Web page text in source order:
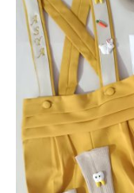
Mağaza
İletişim